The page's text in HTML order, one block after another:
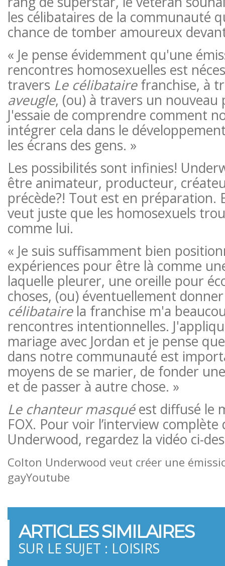
les célibataires de la communauté
chance de tomber amoureux
« Je pense évidemment qu'une
rencontres homosexuelles est
travers Le célibatairefranchise, à
aveugle, (ou) à travers un
J'essaie de comprendre comment
intégrer cela dans le
les écrans des gens. »
Les possibilités sont infinies!
être animateur, producteur,
précède?! Tout est en préparation.
veut juste que les homosexuels
comme lui.
« Je suis suffisamment bien
expériences pour être là comme
laquelle pleurer, une oreille pour
choses, (ou) éventuellement
célibatairela franchise m'a
rencontres intentionnelles.
mariage avec Jordan et je pense
dans notre communauté est
moyens de se marier, de fonder
et de passer à autre chose. »
Le chanteur masquéest diffusé le
FOX. Pour voir l’interview complète
Underwood, regardez la vidéo ci-
Colton Underwood veut créer une
gayYoutube
ARTICLES SIMILAIRES
SUR LE SUJET : LOISIRS